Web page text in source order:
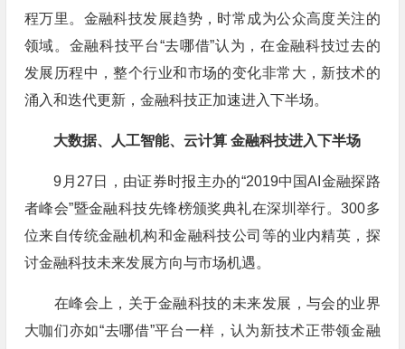
程万里。金融科技发展趋势，时常成为公众高度关注的
领域。金融科技平台“去哪借”认为，在金融科技过去的
发展历程中，整个行业和市场的变化非常大，新技术的
涌入和迭代更新，金融科技正加速进入下半场。
大数据、人工智能、云计算 金融科技进入下半场
9月27日，由证券时报主办的“2019中国AI金融探路
者峰会”暨金融科技先锋榜颁奖典礼在深圳举行。300多
位来自传统金融机构和金融科技公司等的业内精英，探
讨金融科技未来发展方向与市场机遇。
在峰会上，关于金融科技的未来发展，与会的业界
大咖们亦如“去哪借”平台一样，认为新技术正带领金融